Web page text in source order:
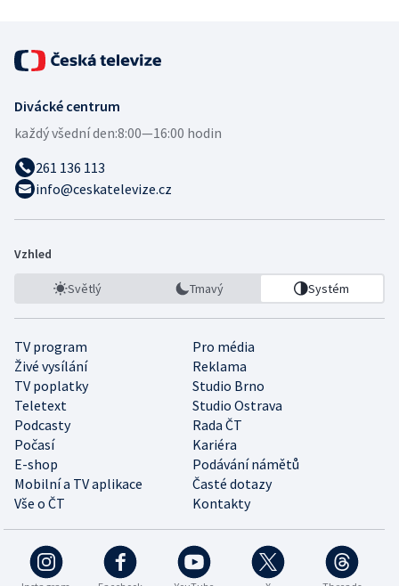
Divácké centrum
každý všední den:8:00—16:00 hodin
261 136 113
info@ceskatelevize.cz
Vzhled
Světlý Tmavý Systém
TV program
Pro média
Živé vysílání
Reklama
TV poplatky
Studio Brno
Teletext
Studio Ostrava
Podcasty
Rada ČT
Počasí
Kariéra
E-shop
Podávání námětů
Mobilní a TV aplikace
Časté dotazy
Vše o ČT
Kontakty